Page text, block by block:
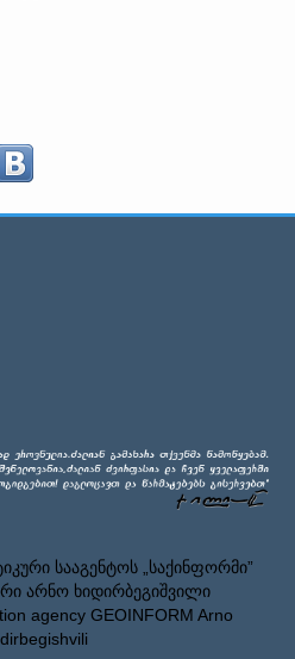
სააგენტოს „საქინფორმი”
არნო ხიდირბეგიშვილი
agency GEOINFORM Arno